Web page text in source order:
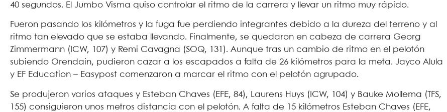
40 segundos. El Jumbo Visma quiso controlar el ritmo de la carrera y llevar un ritmo muy rápido.
Fueron pasando los kilómetros y la fuga fue perdiendo integrantes debido a la dureza del terreno y al
ritmo tan elevado que se estaba llevando. Finalmente, se quedaron en cabeza de carrera Georg
Zimmermann (ICW, 107) y Remi Cavagna (SOQ, 131). Aunque tras un cambio de ritmo en el pelotón
subiendo Orendain, pudieron cazar a los escapados a falta de 26 kilómetros para la meta. Jayco Alula
y EF Education – Easypost comenzaron a marcar el ritmo con el pelotón agrupado.
Se produjeron varios ataques y Esteban Chaves (EFE, 84), Laurens Huys (ICW, 104) y Bauke Mollema (TFS,
155) consiguieron unos metros distancia con el pelotón. A falta de 15 kilómetros Esteban Chaves (EFE,